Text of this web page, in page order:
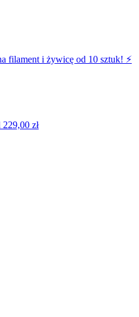
filament i żywicę od 10 sztuk! ⚡️
229,00 zł